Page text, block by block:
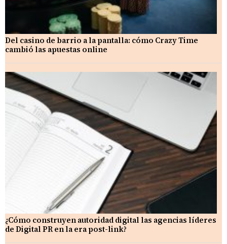
Del casino de barrio a la pantalla: cómo Crazy Time
cambió las apuestas online
¿Cómo construyen autoridad digital las agencias líderes
de Digital PR en la era post-link?